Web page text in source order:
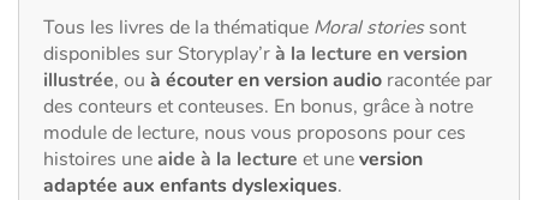
Tester gratuitement
Bibliothèque
Prix
Tous les livres de la thématique Moral storiessont
disponibles sur Storyplay’rà la lecture en version
illustrée, ou à écouter en version audio racontée par
des conteurs et conteuses. En bonus, grâce à notre
module de lecture, nous vous proposons pour ces
histoires uneaide à la lecture et uneversion
adaptée aux enfants dyslexiques.